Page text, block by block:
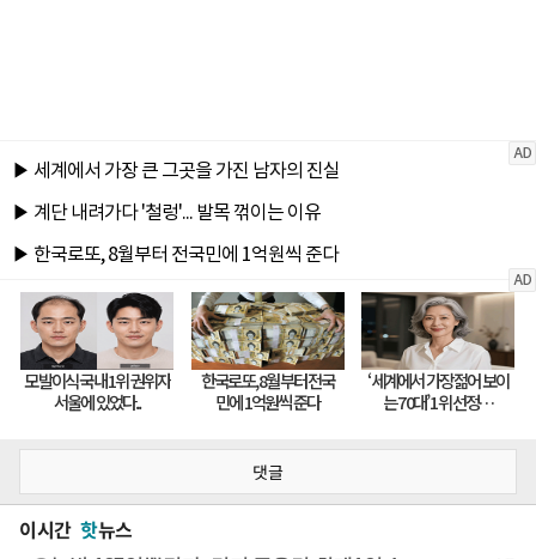
댓글
이시간 핫뉴스